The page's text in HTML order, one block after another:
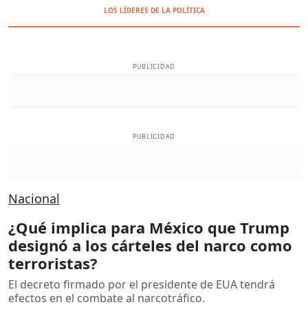
LOS LÍDERES DE LA POLÍTICA
PUBLICIDAD
PUBLICIDAD
Nacional
¿Qué implica para México que Trump
designó a los cárteles del narco como
terroristas?
El decreto firmado por el presidente de EUA tendrá
efectos en el combate al narcotráfico.